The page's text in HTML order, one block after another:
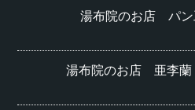
湯布院のお店 パン
湯布院のお店 亜李蘭